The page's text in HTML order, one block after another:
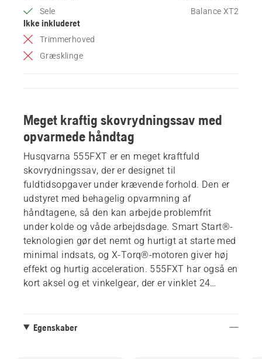
Sele
Balance XT2
Ikke inkluderet
Trimmerhoved
Græsklinge
Meget kraftig skovrydningssav med
opvarmede håndtag
Husqvarna 555FXT er en meget kraftfuld
skovrydningssav, der er designet til
fuldtidsopgaver under krævende forhold. Den er
udstyret med behagelig opvarmning af
håndtagene, så den kan arbejde problemfrit
under kolde og våde arbejdsdage. Smart Start®-
teknologien gør det nemt og hurtigt at starte med
minimal indsats, og X-Torq®-motoren giver høj
effekt og hurtig acceleration. 555FXT har også en
kort aksel og et vinkelgear, der er vinklet 24
vibrationsdæmpere. Leveres med Balance XT2-
Egenskaber